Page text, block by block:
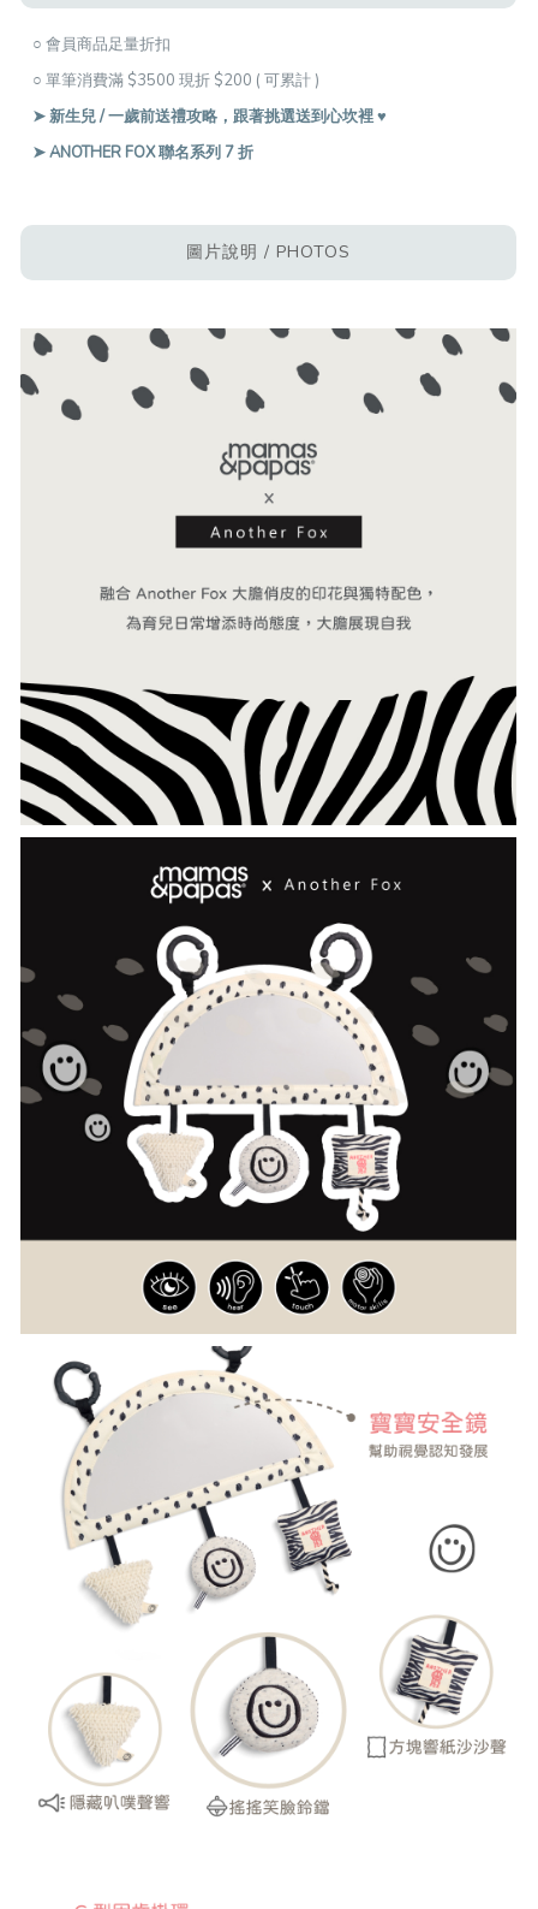
○ 會員商品足量折扣
○ 單筆消費滿 $3500 現折 $200 ( 可累計 )
➤ 新生兒 / 一歲前送禮攻略，跟著挑選送到心坎裡 ♥︎
➤ ANOTHER FOX 聯名系列 7 折
圖片說明 / PHOTOS